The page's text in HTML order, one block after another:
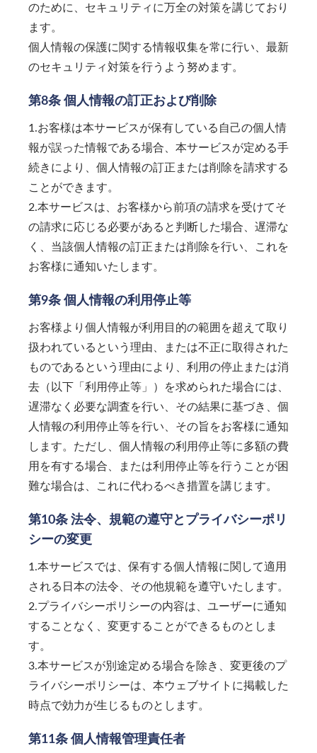
のために、セキュリティに万全の対策を講じており
ます。
個人情報の保護に関する情報収集を常に行い、最新
のセキュリティ対策を行うよう努めます。
第8条 個人情報の訂正および削除
1.お客様は本サービスが保有している自己の個人情
報が誤った情報である場合、本サービスが定める手
続きにより、個人情報の訂正または削除を請求する
ことができます。
2.本サービスは、お客様から前項の請求を受けてそ
の請求に応じる必要があると判断した場合、遅滞な
く、当該個人情報の訂正または削除を行い、これを
お客様に通知いたします。
第9条 個人情報の利用停止等
お客様より個人情報が利用目的の範囲を超えて取り
扱われているという理由、または不正に取得された
ものであるという理由により、利用の停止または消
去（以下「利用停止等」）を求められた場合には、
遅滞なく必要な調査を行い、その結果に基づき、個
人情報の利用停止等を行い、その旨をお客様に通知
します。ただし、個人情報の利用停止等に多額の費
用を有する場合、または利用停止等を行うことが困
難な場合は、これに代わるべき措置を講じます。
第10条 法令、規範の遵守とプライバシーポリ
シーの変更
1.本サービスでは、保有する個人情報に関して適用
される日本の法令、その他規範を遵守いたします。
2.プライバシーポリシーの内容は、ユーザーに通知
することなく、変更することができるものとしま
す。
3.本サービスが別途定める場合を除き、変更後のプ
ライバシーポリシーは、本ウェブサイトに掲載した
時点で効力が生じるものとします。
第11条 個人情報管理責任者